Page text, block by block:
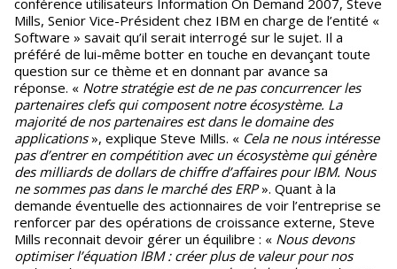
conférence utilisateurs Information On Demand 2007, Steve
Mills, Senior Vice-Président chez IBM en charge de l’entité «
Software » savait qu’il serait interrogé sur le sujet. Il a
préféré de lui-même botter en touche en devançant toute
question sur ce thème et en donnant par avance sa
réponse. « Notre stratégie est de ne pas concurrencer les
partenaires clefs qui composent notre écosystème. La
majorité de nos partenaires est dans le domaine des
applications», explique Steve Mills. « Cela ne nous intéresse
pas d’entrer en compétition avec un écosystème qui génère
des milliards de dollars de chiffre d’affaires pour IBM. Nous
ne sommes pas dans le marché des ERP». Quant à la
demande éventuelle des actionnaires de voir l’entreprise se
renforcer par des opérations de croissance externe, Steve
Mills reconnait devoir gérer un équilibre : « Nous devons
optimiser l’équation IBM : créer plus de valeur pour nos